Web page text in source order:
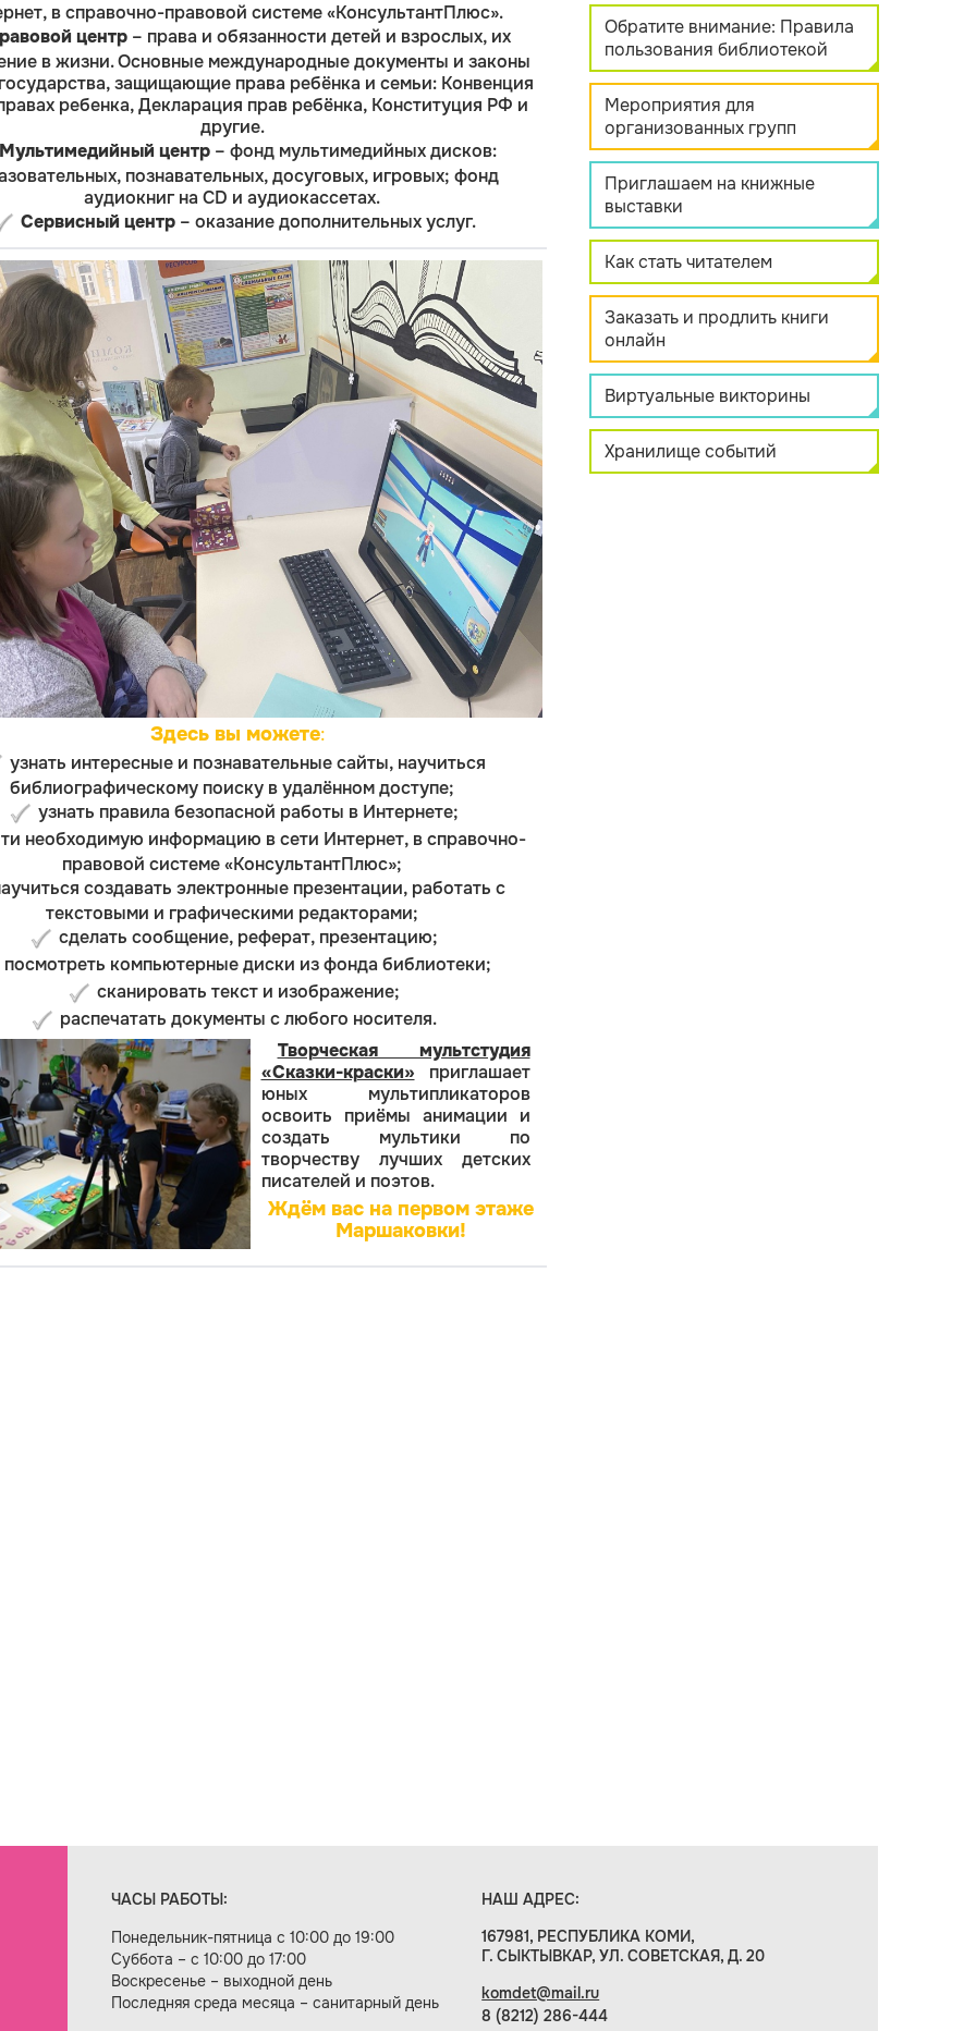
в справочно-правовой системе «КонсультантПлюс».
центр – права и обязанности детей и взрослых, их
в жизни. Основные международные документы и законы
защищающие права ребёнка и семьи: Конвенция
ребенка, Декларация прав ребёнка, Конституция РФ и
другие.
Мультимедийный центр – фонд мультимедийных дисков:
познавательных, досуговых, игровых; фонд
аудиокниг на CD и аудиокассетах.
Сервисный центр– оказание дополнительных услуг.
Здесь вы можете:
узнать интересные и познавательные сайты, научиться
библиографическому поиску в удалённом доступе;
узнать правила безопасной работы в Интернете;
необходимую информацию в сети Интернет, в справочно-
правовой системе «КонсультантПлюс»;
создавать электронные презентации, работать с
текстовыми и графическими редакторами;
сделать сообщение, реферат, презентацию;
посмотреть компьютерные диски из фонда библиотеки;
сканировать текст и изображение;
распечатать документы с любого носителя.
Творческая мультстудия
«Сказки-краски» приглашает
юных мультипликаторов
освоить приёмы анимации и
создать мультики по
творчеству лучших детских
писателей и поэтов.
Ждём вас на первом этаже
Маршаковки!
Обратите внимание: Правила
пользования библиотекой
Мероприятия для
организованных групп
Приглашаем на книжные
выставки
Как стать читателем
Заказать и продлить книги
онлайн
Виртуальные викторины
Хранилище событий
ЧАСЫ РАБОТЫ:
Понедельник-пятница с 10:00 до 19:00
Суббота – с 10:00 до 17:00
Воскресенье – выходной день
Последняя среда месяца – санитарный день
НАШ АДРЕС:
167981, РЕСПУБЛИКА КОМИ,
Г. СЫКТЫВКАР, УЛ. СОВЕТСКАЯ, Д. 20
komdet@mail.ru
8 (8212) 286-444